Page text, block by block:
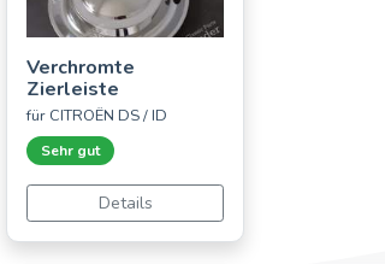
Verchromte
Zierleiste
für CITROËN DS / ID
Sehr gut
Details